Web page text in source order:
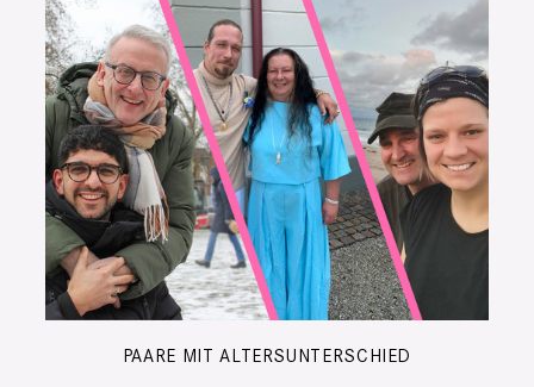
PAARE MIT ALTERSUNTERSCHIED